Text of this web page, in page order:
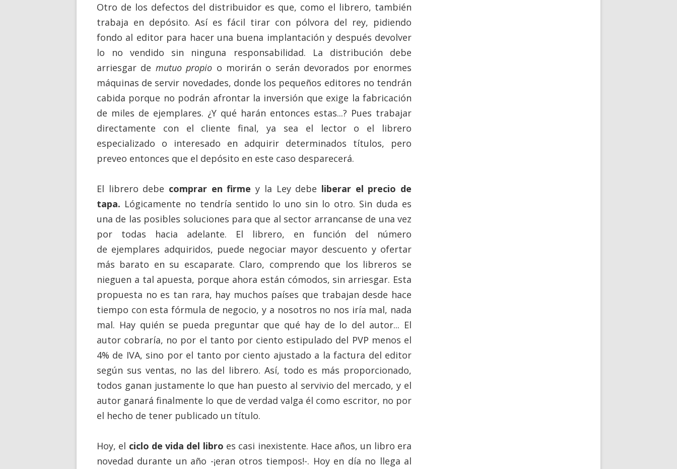
Otro de los defectos del distribuidor es que, como el librero, también
trabaja en depósito. Así es fácil tirar con pólvora del rey, pidiendo
fondo al editor para hacer una buena implantación y después devolver
lo no vendido sin ninguna responsabilidad. La distribución debe
arriesgar de mutuo propio o morirán o serán devorados por enormes
máquinas de servir novedades, donde los pequeños editores no tendrán
cabida porque no podrán afrontar la inversión que exige la fabricación
de miles de ejemplares. ¿Y qué harán entonces estas...? Pues trabajar
directamente con el cliente final, ya sea el lector o el librero
especializado o interesado en adquirir determinados títulos, pero
preveo entonces que el depósito en este caso desparecerá.
El librero debe comprar en firme y la Ley debe liberar el precio de
tapa. Lógicamente no tendría sentido lo uno sin lo otro. Sin duda es
una de las posibles soluciones para que al sector arrancanse de una vez
por todas hacia adelante. El librero, en función del número
de ejemplares adquiridos, puede negociar mayor descuento y ofertar
más barato en su escaparate. Claro, comprendo que los libreros se
nieguen a tal apuesta, porque ahora están cómodos, sin arriesgar. Esta
propuesta no es tan rara, hay muchos países que trabajan desde hace
tiempo con esta fórmula de negocio, y a nosotros no nos iría mal, nada
mal. Hay quién se pueda preguntar que qué hay de lo del autor... El
autor cobraría, no por el tanto por ciento estipulado del PVP menos el
4% de IVA, sino por el tanto por ciento ajustado a la factura del editor
según sus ventas, no las del librero. Así, todo es más proporcionado,
todos ganan justamente lo que han puesto al servivio del mercado, y el
autor ganará finalmente lo que de verdad valga él como escritor, no por
el hecho de tener publicado un título.
Hoy, el ciclo de vida del libro es casi inexistente. Hace años, un libro era
novedad durante un año -¡eran otros tiempos!-. Hoy en día no llega al